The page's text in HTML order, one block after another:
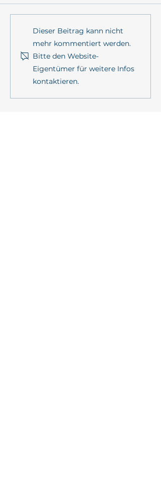
Konzeptionelles
Hintergrundpaper zu
„Promoting coastal
resilience through
participation and Living
mareXtreme mission”
Dieser Beitrag kann nicht
mehr kommentiert werden.
Bitte den Website-
Eigentümer für weitere Infos
kontaktieren.